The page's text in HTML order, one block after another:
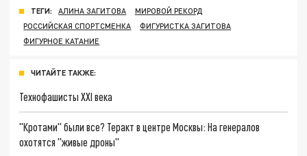
ТЕГИ: АЛИНА ЗАГИТОВА
МИРОВОЙ РЕКОРД
РОССИЙСКАЯ СПОРТСМЕНКА
ФИГУРИСТКА ЗАГИТОВА
ФИГУРНОЕ КАТАНИЕ
ЧИТАЙТЕ ТАКЖЕ:
Технофашисты XXI века
"Кротами" были все? Теракт в центре Москвы: На генералов
охотятся "живые дроны"